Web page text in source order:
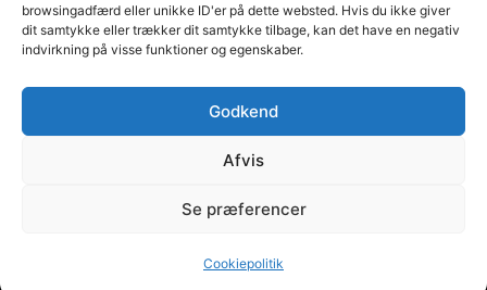
browsingadfærd eller unikke ID'er på dette websted. Hvis du ikke giver
dit samtykke eller trækker dit samtykke tilbage, kan det have en negativ
indvirkning på visse funktioner og egenskaber.
Godkend
Afvis
Se præferencer
Cookiepolitik
Bygget medWordPress
Restaurant
Restauranter
Tømrer